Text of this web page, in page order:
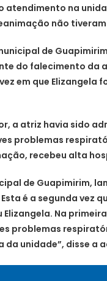
atendimento na
não tiveram
de
do falecimento da
em que Elizangela
a atriz havia sido
problemas
recebeu alta
de Guapimirim,
é a segunda vez
Na
problemas
da unidade”, disse a